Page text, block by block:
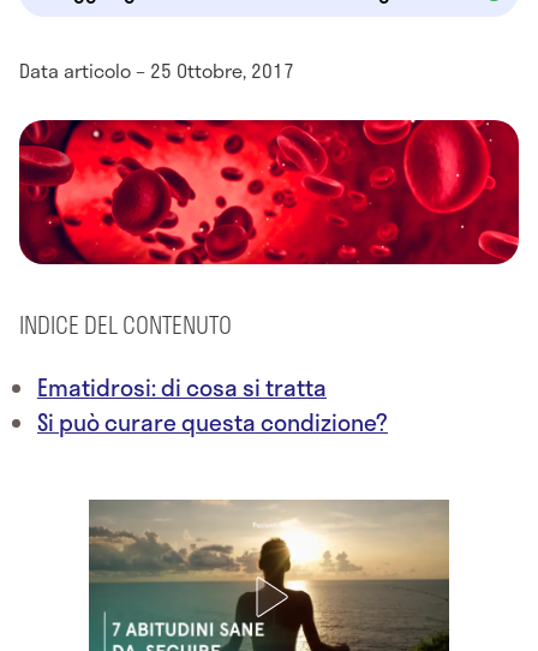
Data articolo – 25 Ottobre, 2017
INDICE DEL CONTENUTO
Ematidrosi: di cosa si tratta
Si può curare questa condizione?